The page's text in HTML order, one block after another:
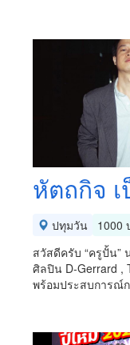
หัตถกิจ
ปทุมวัน
1000
สวัสดีครับ “ครูปั้น”
ศิลปิน D-Gerrard ,
พร้อมประสบการณ์